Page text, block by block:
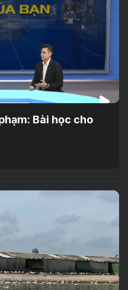
Bài học cho